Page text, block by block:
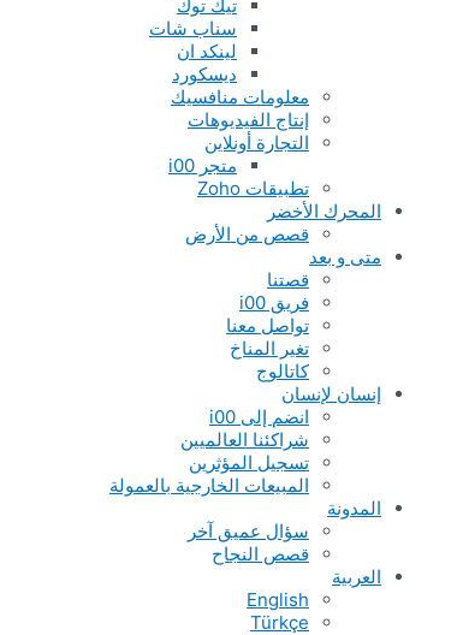
تيك توك
سناب شات
لينكد ان
ديسكورد
معلومات منافسيك
إنتاج الفيديوهات
التجارة أونلاين
متجر i00
تطبيقات Zoho
المحرك الأخضر
قصص من الأرض
متى و بعد
قصتنا
فريق i00
تواصل معنا
تغير المناخ
كاتالوج
إنسان لإنسان
انضم إلى i00
شراكئنا العالميين
تسجيل المؤثرين
المبيعات الخارجية بالعمولة
المدونة
سؤال عميق آخر
قصص النجاح
العربية
English
Türkçe